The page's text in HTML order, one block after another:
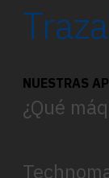
NUESTRAS
¿Qué